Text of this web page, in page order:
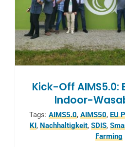
Kick-Off AIMS5.0:
Indoor-
Tags: AIMS5.0, AIMS50, EU
KI, Nachhaltigkeit, SDIS,
Farming